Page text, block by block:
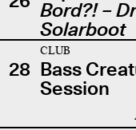
Bord?! –
Solarboot
28
CLUB
Bass
Session